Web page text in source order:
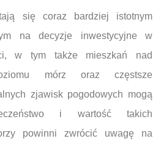
się coraz bardziej istotnym
na decyzje inwestycyjne w
w tym także mieszkań nad
mórz oraz częstsze
zjawisk pogodowych mogą
i wartość takich
powinni zwrócić uwagę na